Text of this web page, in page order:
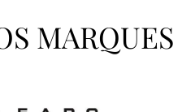
MARQUES